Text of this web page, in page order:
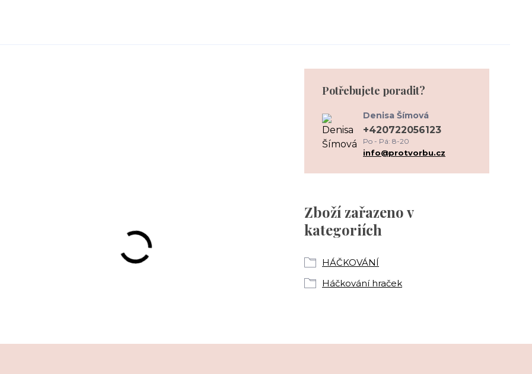
Zboží zařazeno v
kategoriích
HÁČKOVÁNÍ
Háčkování hraček
Potřebujete poradit?
Denisa Šímová
+420722056123
Po - Pá: 8-20
info@protvorbu.cz